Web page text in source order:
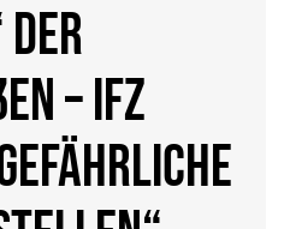
der
– ifz